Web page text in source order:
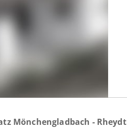
Mönchengladbach -